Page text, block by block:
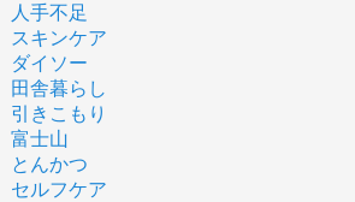
人手不足
スキンケア
ダイソー
田舎暮らし
引きこもり
富士山
とんかつ
セルフケア